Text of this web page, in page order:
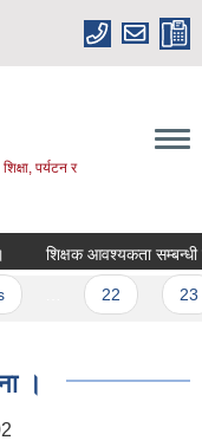
पर्यटन र
शिक्षक आवश्यकता सम्बन्धी सूचना ।
।